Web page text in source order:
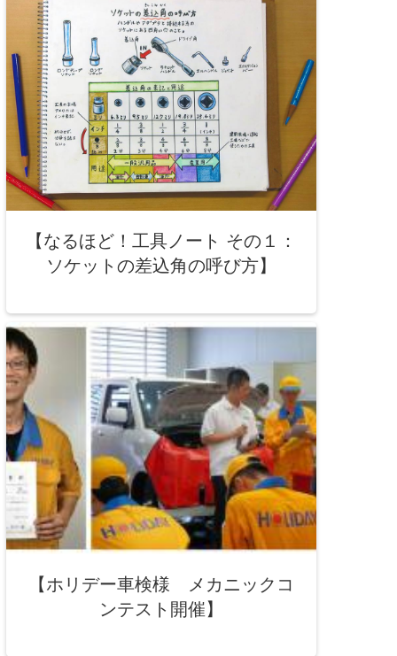
【なるほど！工具ノート その１：
ソケットの差込角の呼び方】
【ホリデー車検様 メカニックコ
ンテスト開催】